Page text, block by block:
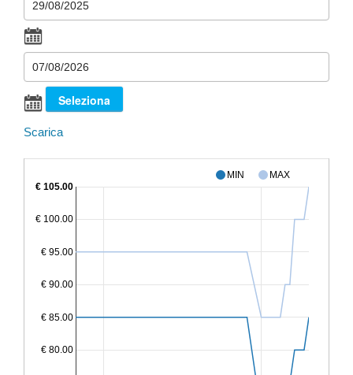
Scarica
MIN MAX
€ 80.00
€ 85.00
€ 90.00
€ 95.00
€ 100.00
€ 105.00